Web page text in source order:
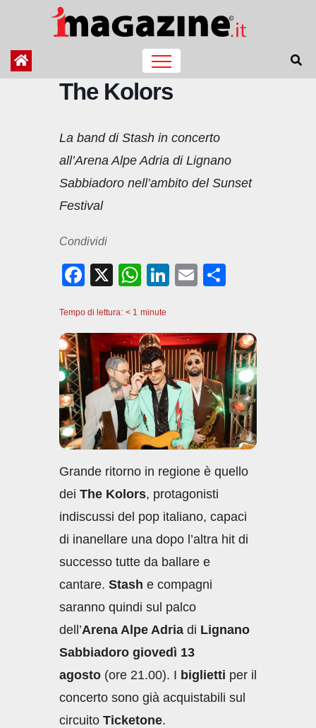
contenuto
The Kolors
La band di Stash in concerto
all’Arena Alpe Adria di Lignano
Sabbiadoro nell’ambito del Sunset
Festival
Condividi
F
c
e
b
o
o
k
X
W
at
s
A
p
p
Li
e
dI
n
E
di
vi
di
Tempo di lettura: < 1 minute
Grande ritorno in regione è quello
dei The Kolors, protagonisti
indiscussi del pop italiano, capaci
di inanellare una dopo l’altra hit di
successo tutte da ballare e
cantare. Stash e compagni
saranno quindi sul palco
dell’Arena Alpe Adria di Lignano
Sabbiadoro giovedì 13
agosto (ore 21.00). I biglietti per il
concerto sono già acquistabili sul
circuito Ticketone.